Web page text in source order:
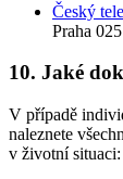
Český
Praha 025
10. Jaké
V případě
naleznete
v životní situaci: